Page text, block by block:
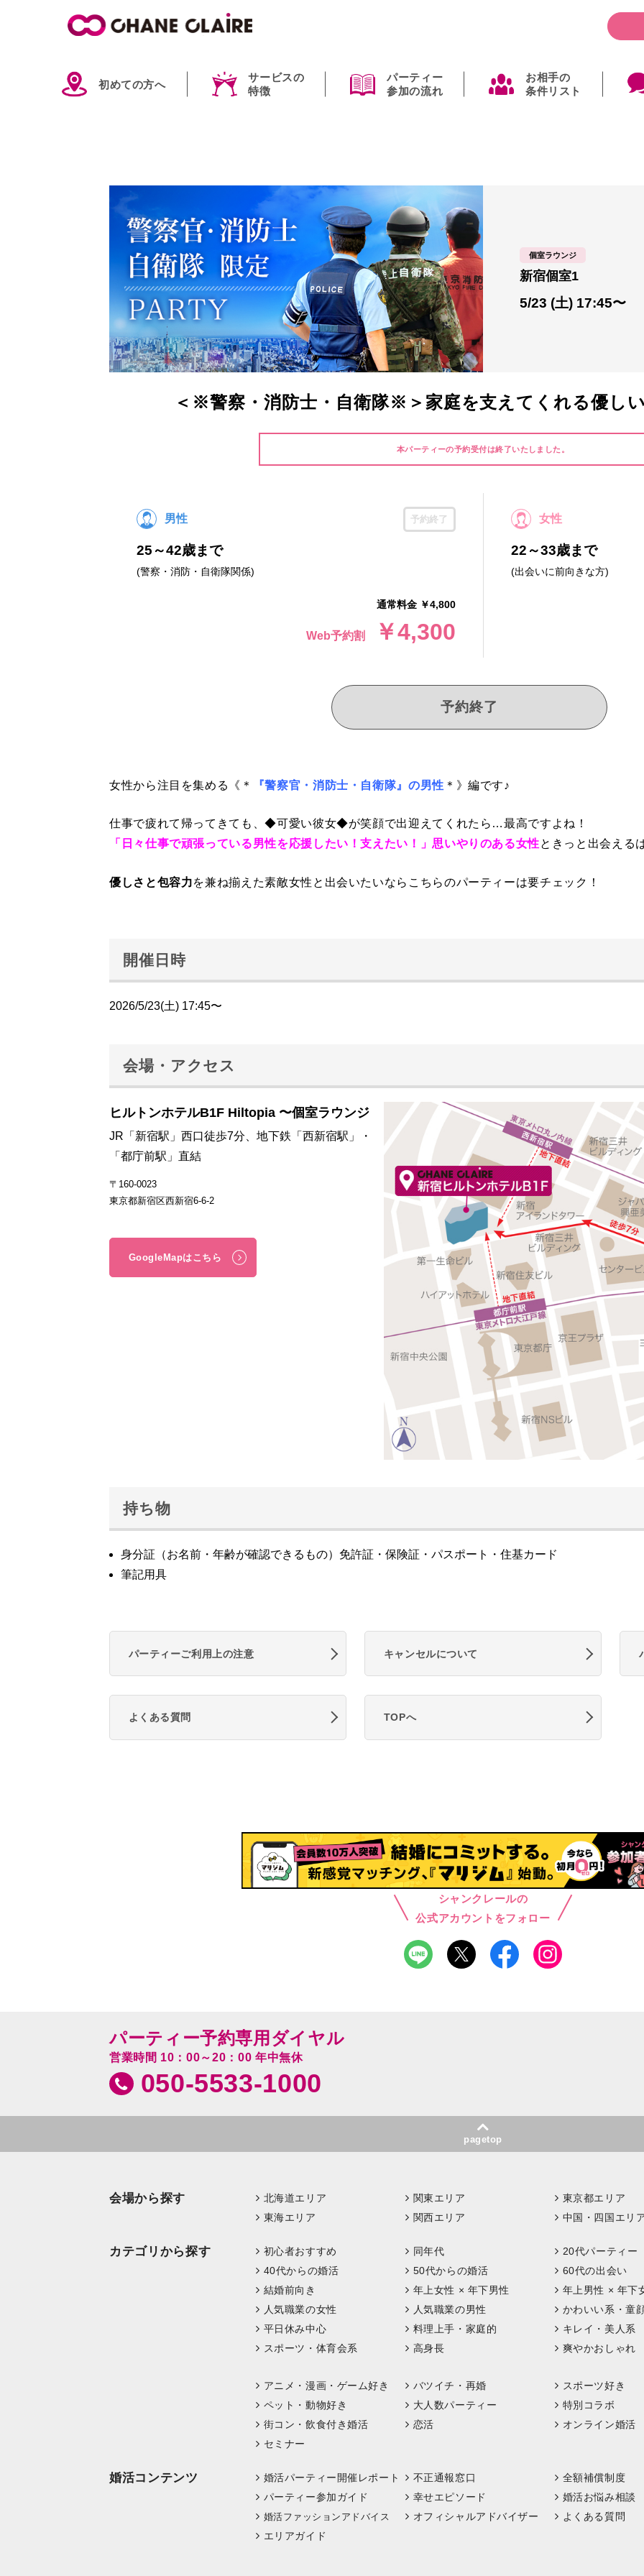
初めての方へ
サービスの
特徴
パーティー
参加の流れ
お相手の
条件リスト
5/23 (土) 17:45〜
個室ラウンジ
新宿個室1
＜※警察・消防士・自衛隊※＞家庭を支えてくれる優し
本パーティーの予約受付は終了いたしました。
男性 予約終了
25～42歳まで
(警察・消防・自衛隊関係)
通常料金 ￥4,800
Web予約割 ￥4,300
女性
22～33歳まで
(出会いに前向きな方)
予約終了
女性から注目を集める《＊ 『警察官・消防士・自衛隊』の男性 ＊》編です♪
仕事で疲れて帰ってきても、◆可愛い彼女◆が笑顔で出迎えてくれたら…最高ですよね！
「日々仕事で頑張っている男性を応援したい！支えたい！」思いやりのある女性ときっと出会える
優しさと包容力を兼ね揃えた素敵女性と出会いたいならこちらのパーティーは要チェック！
開催日時
2026/5/23(土) 17:45〜
会場・アクセス
ヒルトンホテルB1F Hiltopia 〜個室ラウンジ
JR「新宿駅」西口徒歩7分、地下鉄「西新宿駅」・
「都庁前駅」直結
〒160-0023
東京都新宿区西新宿6-6-2
GoogleMapはこちら
持ち物
身分証（お名前・年齢が確認できるもの）免許証・保険証・パスポート・住基カード
筆記用具
パーティーご利用上の注意 キャンセルについて
よくある質問 TOPへ
シャンクレールの
公式アカウントをフォロー
パーティー予約専用ダイヤル
営業時間 10：00～20：00 年中無休
050-5533-1000
pagetop
会場から探す 北海道エリア 関東エリア
東京都エリア
東海エリア
関西エリア 中国・四国エリ
カテゴリから探す 初心者おすすめ 同年代
20代パーティー
40代からの婚活
50代からの婚活
60代の出会い
結婚前向き
年上女性 × 年下男性
年上男性 × 年下
人気職業の女性
人気職業の男性
かわいい系・童
平日休み中心
料理上手・家庭的
キレイ・美人系
スポーツ・体育会系
高身長 爽やかおしゃれ
アニメ・漫画・ゲーム好き バツイチ・再婚
スポーツ好き
ペット・動物好き
大人数パーティー
特別コラボ
街コン・飲食付き婚活
恋活
オンライン婚活
セミナー
婚活コンテンツ 婚活パーティー開催レポート 不正通報窓口
全額補償制度
パーティー参加ガイド
幸せエピソード 婚活お悩み相談
婚活ファッションアドバイス オフィシャルアドバイザー
よくある質問
エリアガイド